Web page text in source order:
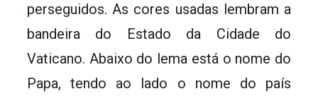
perseguidos. As cores usadas lembram a
bandeira do Estado da Cidade do
Vaticano. Abaixo do lema está o nome do
Papa, tendo ao lado o nome do país